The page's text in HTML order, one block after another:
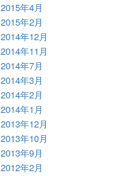
2015年4月
2015年2月
2014年12月
2014年11月
2014年7月
2014年3月
2014年2月
2014年1月
2013年12月
2013年10月
2013年9月
2012年2月